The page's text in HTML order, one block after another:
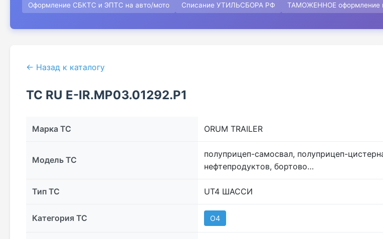
Оформление СБКТС и ЭПТС на авто/мото Списание УТИЛЬСБОРА РФ ТАМОЖЕННОЕ оформление
← Назад к каталогу
ТС RU Е-IR.МР03.01292.Р1
Марка ТС ORUM TRAILER
Модель ТС
полуприцеп-самосвал, полуприцеп-
нефтепродуктов, бортово…
Тип ТС UT4 ШАССИ
Категория ТС O4